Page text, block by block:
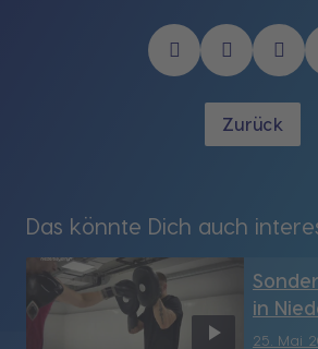
Zurück
Das könnte Dich auch
25. Mai
in